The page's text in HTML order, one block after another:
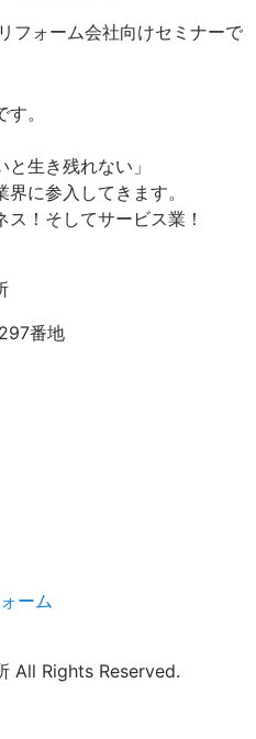
フォーム会社向けセミナーで
。
と生き残れない」
に参入してきます。
！そしてサービス業！
番地
ーム
All Rights Reserved.